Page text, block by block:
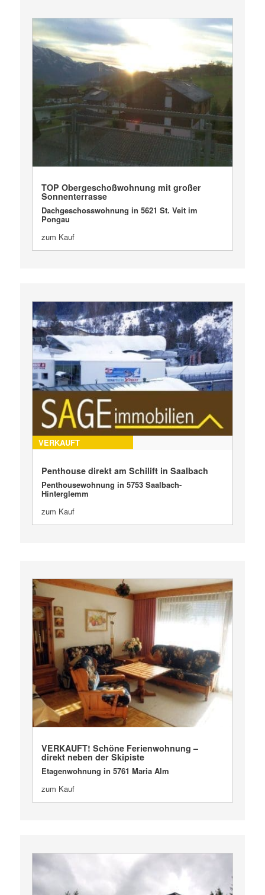
TOP Obergeschoßwohnung mit großer
Sonnenterrasse
Dachgeschosswohnung in 5621 St. Veit im
Pongau
zum Kauf
VERKAUFT
Penthouse direkt am Schilift in Saalbach
Penthousewohnung in 5753 Saalbach-
Hinterglemm
zum Kauf
VERKAUFT! Schöne Ferienwohnung –
direkt neben der Skipiste
Etagenwohnung in 5761 Maria Alm
zum Kauf